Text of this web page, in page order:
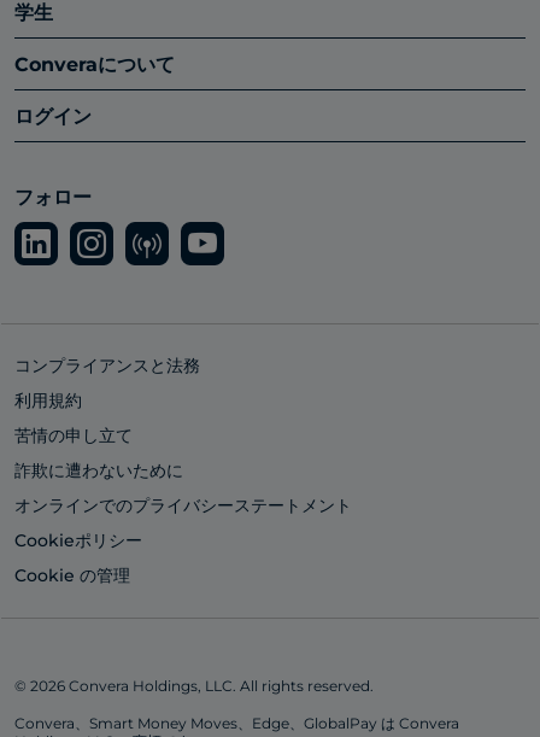
学生
Converaについて
ログイン
フォロー
コンプライアンスと法務
利用規約
苦情の申し立て
詐欺に遭わないために
オンラインでのプライバシーステートメント
Cookieポリシー
Cookie の管理
© 2026 Convera Holdings, LLC. All rights reserved.
Convera、Smart Money Moves、Edge、GlobalPay は Convera